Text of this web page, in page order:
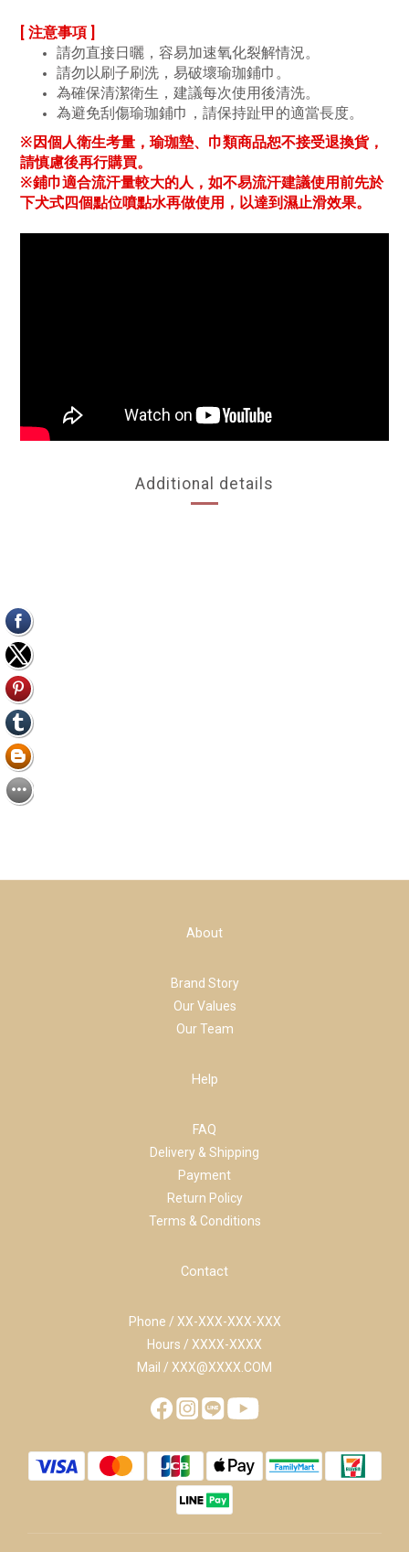
[ 注意事項 ]
請勿直接日曬，容易加速氧化裂解情況。
請勿以刷子刷洗，易破壞瑜珈鋪巾。
為確保清潔衛生，建議每次使用後清洗。
為避免刮傷瑜珈鋪巾，請保持趾甲的適當長度。
※因個人衛生考量，瑜珈墊、巾類商品恕不接受退換貨，
請慎慮後再行購買。
※鋪巾適合流汗量較大的人，如不易流汗建議使用前先於
下犬式四個點位噴點水再做使用，以達到濕止滑效果。
Additional details
About
Brand Story
Our Values
Our Team
Help
FAQ
Delivery & Shipping
Payment
Return Policy
Terms & Conditions
Contact
Phone / XX-XXX-XXX-XXX
Hours / XXXX-XXXX
Mail / XXX@XXXX.COM